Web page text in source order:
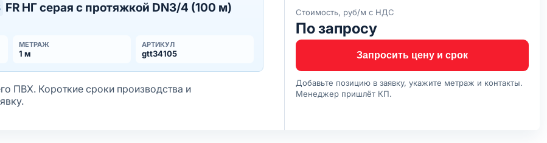
Стоимость, руб/м с НДС
По запросу
Запросить цену и срок
Добавьте позицию в заявку, укажите метраж и контакты.
Менеджер пришлёт КП.
FR НГ серая с протяжкой DN3/4 (100 м)
МЕТРАЖ
1 м
АРТИКУЛ
gtt34105
ПВХ. Короткие сроки производства и